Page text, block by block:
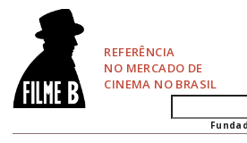
REFERÊNCIA
NO MERCADO DE
CINEMA NO BRASIL